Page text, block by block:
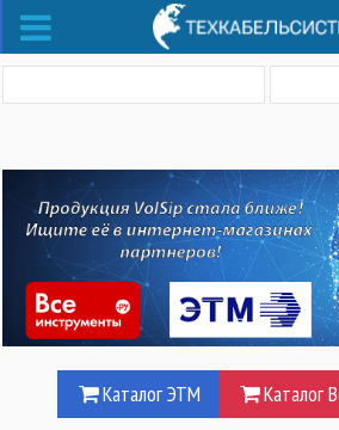
Каталог ЭТМ Каталог